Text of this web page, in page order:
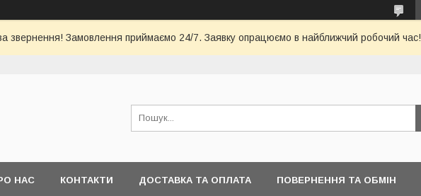
звернення! Замовлення приймаємо 24/7. Заявку опрацюємо в найближчий робочий час!
НАС КОНТАКТИ ДОСТАВКА ТА ОПЛАТА ПОВЕРНЕННЯ ТА ОБМІН